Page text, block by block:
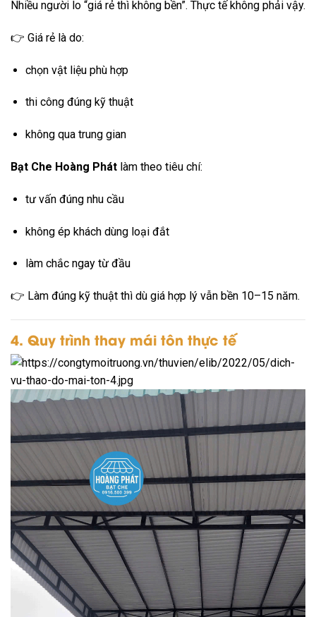
Nhiều người lo “giá rẻ thì không bền”. Thực tế không phải vậy.
👉 Giá rẻ là do:
chọn vật liệu phù hợp
thi công đúng kỹ thuật
không qua trung gian
Bạt Che Hoàng Phát làm theo tiêu chí:
tư vấn đúng nhu cầu
không ép khách dùng loại đắt
làm chắc ngay từ đầu
👉 Làm đúng kỹ thuật thì dù giá hợp lý vẫn bền 10–15 năm.
4. Quy trình thay mái tôn thực tế